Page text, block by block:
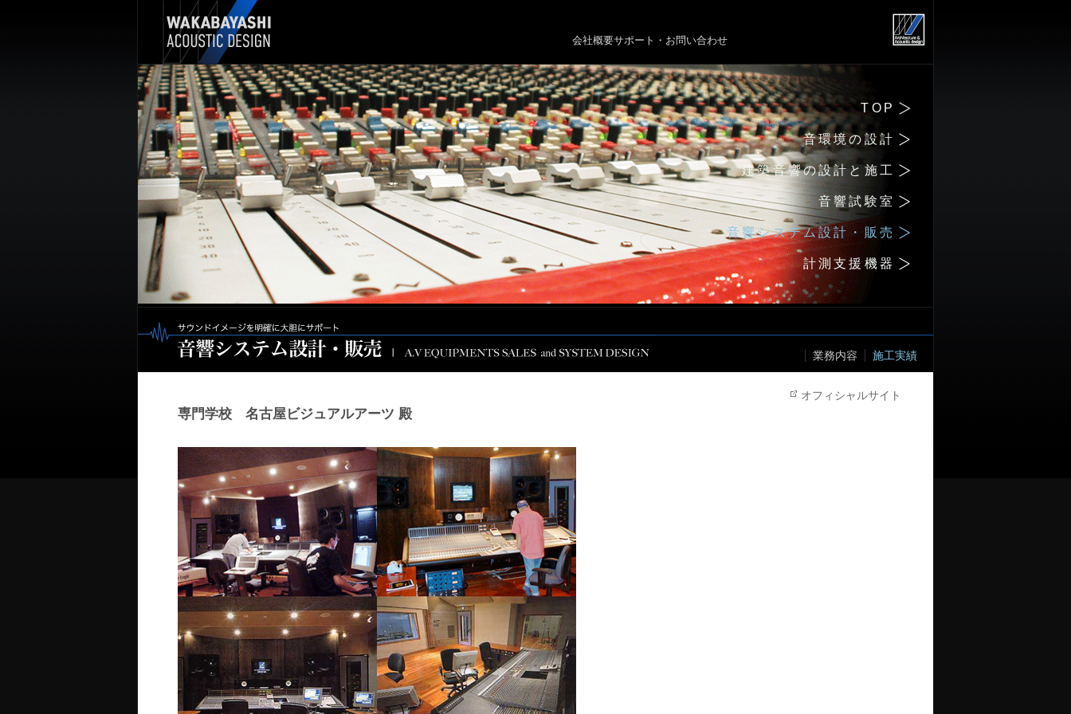
会社概要サポート・お問い合わせ
TOP
音環境の設計
建築音響の設計と施工
音響試験室
音響システム設計・販売
計測支援機器
業務内容 施工実績
専門学校 名古屋ビジュアルアーツ 殿
オフィシャルサイト